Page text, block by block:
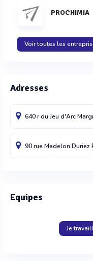
PROCHIMIA
Voir toutes les
Adresses
640 r du Jeu d'Arc
90 rue Madelon Duriez
Equipes
Je